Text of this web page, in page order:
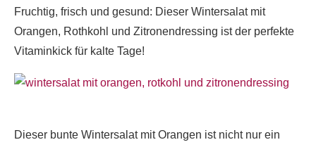
Fruchtig, frisch und gesund: Dieser Wintersalat mit
Orangen, Rothkohl und Zitronendressing ist der perfekte
Vitaminkick für kalte Tage!
Dieser bunte Wintersalat mit Orangen ist nicht nur ein